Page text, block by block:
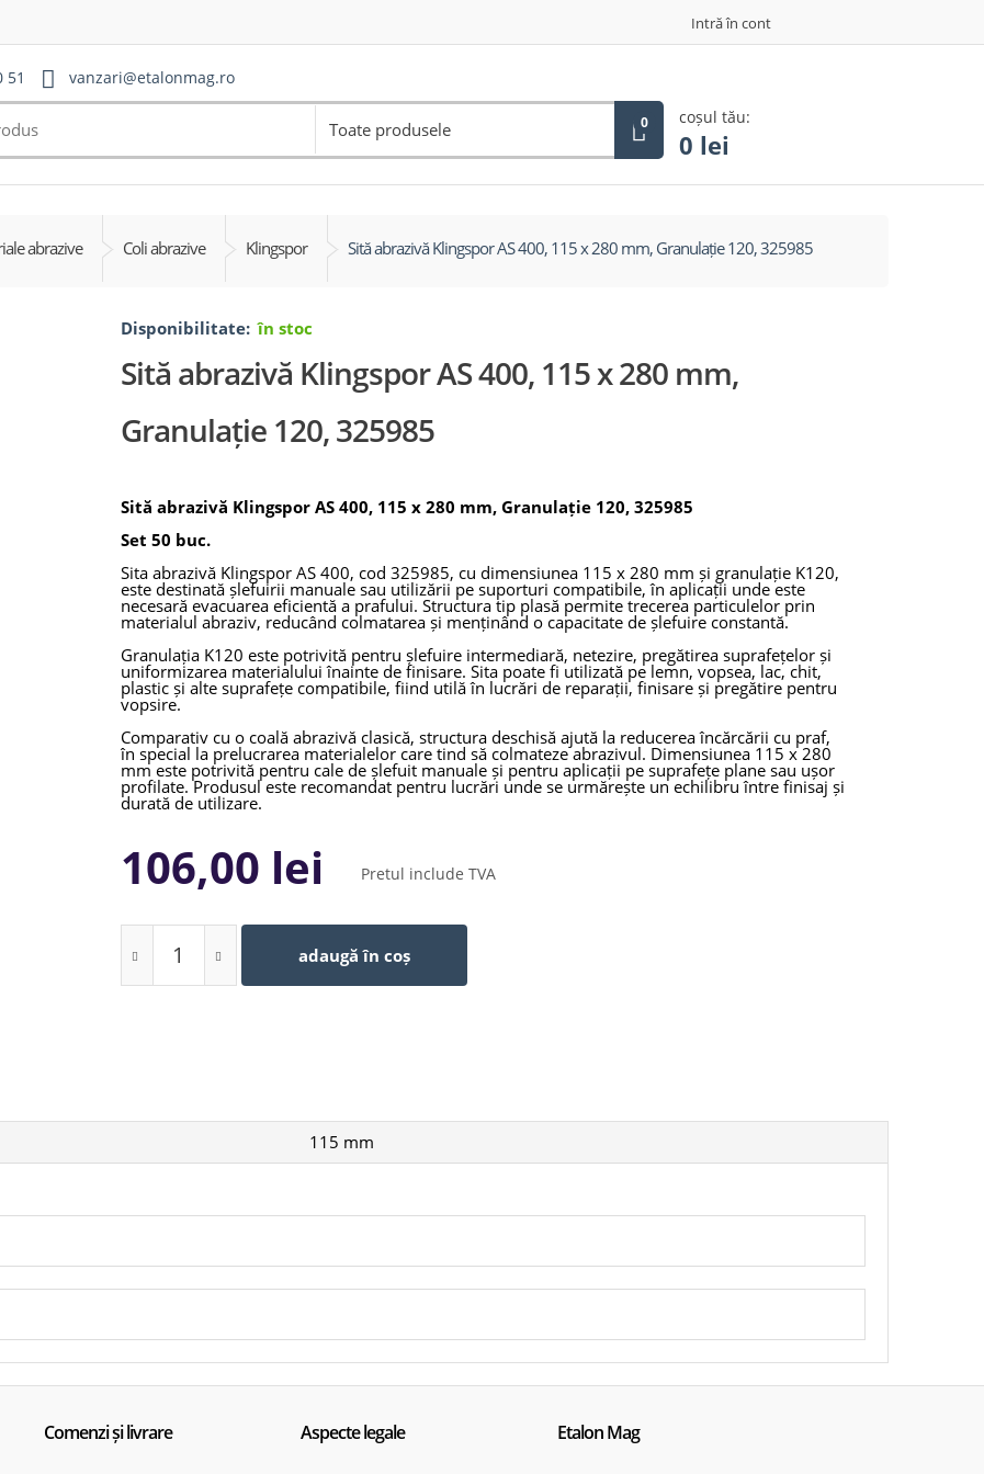
Intră în cont
51 vanzari@etalonmag.ro
Toate produsele 0 coșul tău:
0 lei
abrazive Coli abrazive Klingspor Sită abrazivă Klingspor AS 400, 115 x 280 mm, Granulație 120, 325985
Disponibilitate: în stoc
Sită abrazivă Klingspor AS 400, 115 x 280 mm,
Granulație 120, 325985
Sită abrazivă Klingspor AS 400, 115 x 280 mm, Granulație 120, 325985
Set 50 buc.
Sita abrazivă Klingspor AS 400, cod 325985, cu dimensiunea 115 x 280 mm și granulație K120,
este destinată șlefuirii manuale sau utilizării pe suporturi compatibile, în aplicații unde este
necesară evacuarea eficientă a prafului. Structura tip plasă permite trecerea particulelor prin
materialul abraziv, reducând colmatarea și menținând o capacitate de șlefuire constantă.
Granulația K120 este potrivită pentru șlefuire intermediară, netezire, pregătirea suprafețelor și
uniformizarea materialului înainte de finisare. Sita poate fi utilizată pe lemn, vopsea, lac, chit,
plastic și alte suprafețe compatibile, fiind utilă în lucrări de reparații, finisare și pregătire pentru
vopsire.
Comparativ cu o coală abrazivă clasică, structura deschisă ajută la reducerea încărcării cu praf,
în special la prelucrarea materialelor care tind să colmateze abrazivul. Dimensiunea 115 x 280
mm este potrivită pentru cale de șlefuit manuale și pentru aplicații pe suprafețe plane sau ușor
profilate. Produsul este recomandat pentru lucrări unde se urmărește un echilibru între finisaj și
durată de utilizare.
Producător: Klingspor
Model: AS 400
Cod produs / SKU: 325985
Granulație: K120
Material abraziv: carbură de siliciu
Structură: plasă abrazivă
Utilizare: șlefuire manuală / suporturi compatibile
106,00 lei Pretul include TVA
adaugă în coș
115 mm
Comenzi și livrare Aspecte legale Etalon Mag